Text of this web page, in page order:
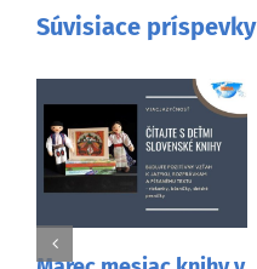
Súvisiace príspevky
Návšteva Mons.